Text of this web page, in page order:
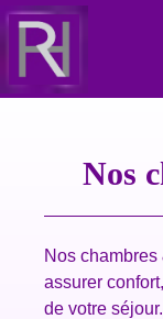
Nos
Nos
assurer
de votre